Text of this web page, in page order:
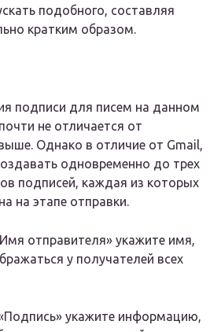
подобного, составляя
кратким образом.
подписи для писем на данном
не отличается от
Однако в отличие от Gmail,
одновременно до трех
подписей, каждая из которых
на этапе отправки.
отправителя» укажите имя,
у получателей всех
укажите информацию,